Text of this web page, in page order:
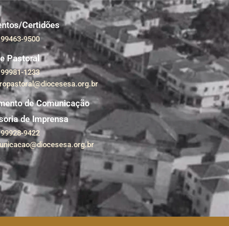
Certidões
9500
Pastoral
1233
de Comunicação
de Imprensa
9422